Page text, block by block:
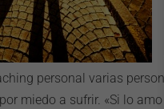
personal varias
miedo a sufrir. «Si lo